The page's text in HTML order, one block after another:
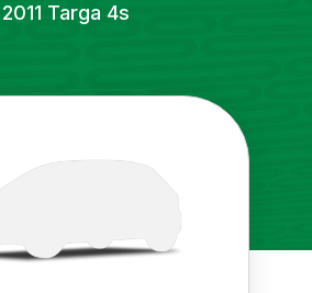
2011 Targa 4s